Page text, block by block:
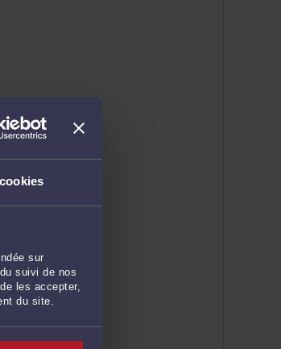
sur
suivi de nos
les accepter,
du site.